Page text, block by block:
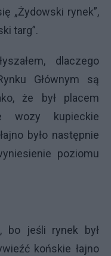
„Żydowski rynek”,
targ”.
dlaczego
Głównym są
że był placem
wozy kupieckie
było następnie
poziomu
bo jeśli rynek był
końskie łajno